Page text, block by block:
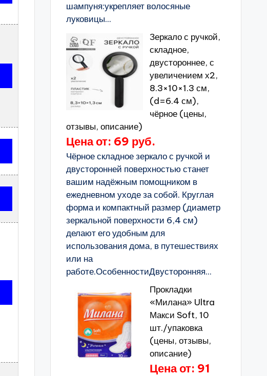
шампуня:укрепляет волосяные
луковицы...
Зеркало с ручкой,
складное,
двустороннее, с
увеличением х2,
8.3×10×1.3 см,
(d=6.4 см),
чёрное (цены,
отзывы, описание)
Цена от: 69 руб.
Чёрное складное зеркало с ручкой и
двусторонней поверхностью станет
вашим надёжным помощником в
ежедневном уходе за собой. Круглая
форма и компактный размер (диаметр
зеркальной поверхности 6,4 см)
делают его удобным для
использования дома, в путешествиях
или на
работе.ОсобенностиДвусторонняя...
Прокладки
«Милана» Ultra
Макси Soft, 10
шт./упаковка
(цены, отзывы,
описание)
Цена от: 91